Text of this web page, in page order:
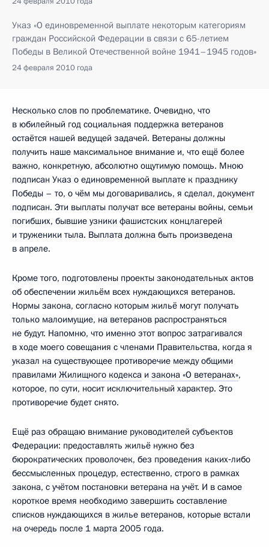
Указ «О единовременной выплате некоторым категориям
граждан Российской Федерации в связи с 65-летием
Победы в Великой Отечественной войне 1941–1945 годов»
24 февраля 2010 года
Несколько слов по проблематике. Очевидно, что
в юбилейный год социальная поддержка ветеранов
остаётся нашей ведущей задачей. Ветераны должны
получить наше максимальное внимание и, что ещё более
важно, конкретную, абсолютно ощутимую помощь. Мною
подписан Указ о единовременной выплате к празднику
Победы – то, о чём мы договаривались, я сделал, документ
подписан. Эти выплаты получат все ветераны войны, семьи
погибших, бывшие узники фашистских концлагерей
и труженики тыла. Выплата должна быть произведена
в апреле.
Кроме того, подготовлены проекты законодательных актов
об обеспечении жильём всех нуждающихся ветеранов.
Нормы закона, согласно которым жильё могут получать
только малоимущие, на ветеранов распространяться
не будут. Напомню, что именно этот вопрос затрагивался
в ходе моего совещания с членами Правительства, когда я
указал на существующее противоречие между общими
правилами Жилищного кодекса и закона «О ветеранах»,
которое, по сути, носит исключительный характер. Это
противоречие будет снято.
Ещё раз обращаю внимание руководителей субъектов
Федерации: предоставлять жильё нужно без
бюрократических проволочек, без проведения каких‑либо
бессмысленных процедур, естественно, строго в рамках
закона, с учётом постановки ветерана на учёт. И в самое
короткое время необходимо завершить составление
списков нуждающихся в жилье ветеранов, которые встали
на очередь после 1 марта 2005 года.